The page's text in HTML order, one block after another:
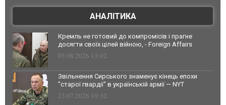
АНАЛІТИКА
Кремль не готовий до компромісів і прагне
досягти своїх цілей війною, - Foreign Affairs
03.08.2026 13:02
Звільнення Сирського знаменує кінець епохи
"старої гвардії" в українській армії — NYT
23.07.2026 10:32